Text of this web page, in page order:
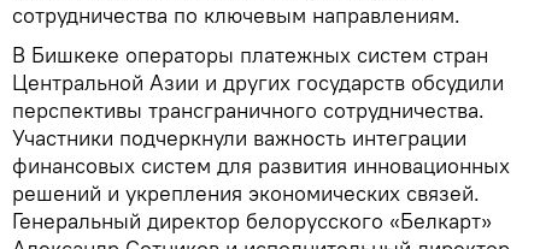
сотрудничества по ключевым направлениям.
В Бишкеке операторы платежных систем стран
Центральной Азии и других государств обсудили
перспективы трансграничного сотрудничества.
Участники подчеркнули важность интеграции
финансовых систем для развития инновационных
решений и укрепления экономических связей.
Генеральный директор белорусского «Белкарт»